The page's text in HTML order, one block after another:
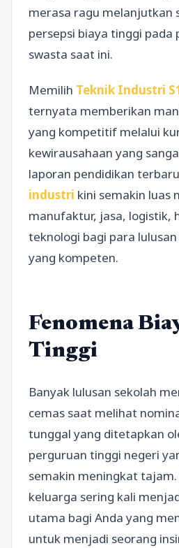
merasa ragu melanjutkan
persepsi biaya tinggi pada
swasta saat ini.
Memilih Teknik Industri
ternyata memberikan
yang kompetitif melalui
kewirausahaan yang
laporan pendidikan
industri kini semakin luas
manufaktur, jasa, logistik,
teknologi bagi para
yang kompeten.
Fenomena
Tinggi
Banyak lulusan sekolah
cemas saat melihat
tunggal yang ditetapkan
perguruan tinggi negeri
semakin meningkat tajam.
keluarga sering kali
utama bagi Anda yang
untuk menjadi seorang